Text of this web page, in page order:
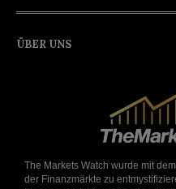
ÜBER UNS
The Markets Watch wurde mit
der Finanzmärkte zu